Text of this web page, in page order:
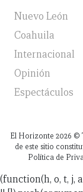
Nuevo León
Coahuila
Internacional
Opinión
Espectáculos
El Horizonte 2026 ©
de este sitio
Política de
(function(h, o, t, j,